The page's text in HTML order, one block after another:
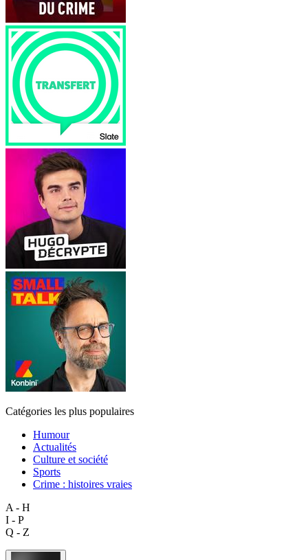
Catégories les plus populaires
Humour
Actualités
Culture et société
Sports
Crime : histoires vraies
A - H
I - P
Q - Z